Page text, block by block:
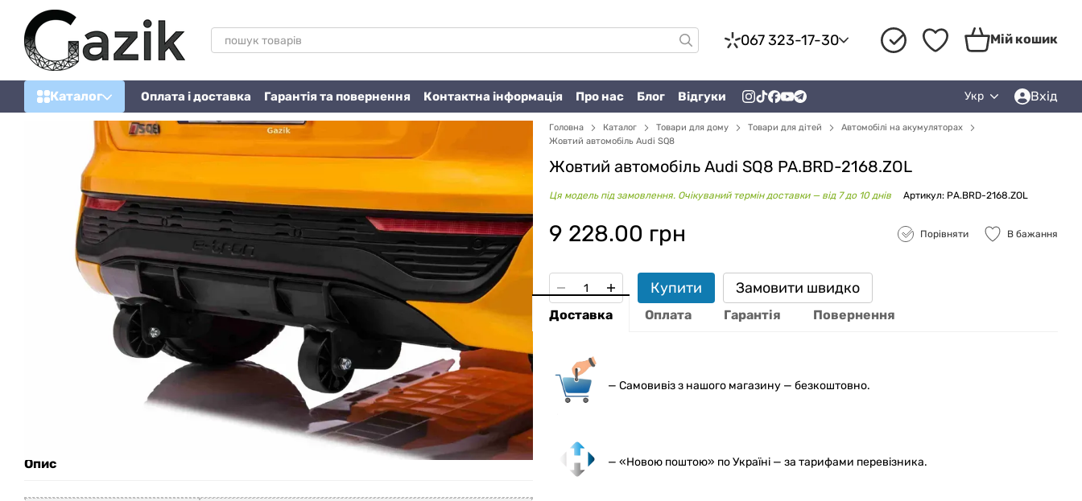
Перейти до основного контенту
067 323-17-30 Мій кошик
Каталог Оплата і доставка Гарантія та повернення Контактна інформація Про нас Блог Відгуки Укр Вхід
Опис
Головна Каталог Товари для дому Товари для дітей
Автомобілі на акумуляторах
Жовтий автомобіль Audi SQ8
Жовтий автомобіль Audi SQ8 PA.BRD-2168.ZOL
Ця модель під замовлення. Очікуваний термін доставки — від 7 до 10 днів Артикул: PA.BRD-2168.ZOL
9 228.00 грн Порівняти В бажання
Купити Замовити швидко
Доставка Оплата Гарантія Повернення
— Самовивіз з нашого магазину — безкоштовно.
— «Новою поштою» по Україні — за тарифами перевізника.